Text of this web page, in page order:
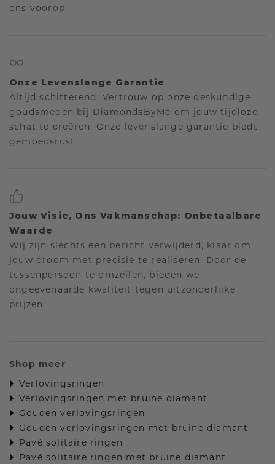
ons voorop.
Onze Levenslange Garantie
Altijd schitterend: Vertrouw op onze deskundige
goudsmeden bij DiamondsByMe om jouw tijdloze
schat te creëren. Onze levenslange garantie biedt
gemoedsrust.
Jouw Visie, Ons Vakmanschap: Onbetaalbare
Waarde
Wij zijn slechts een bericht verwijderd, klaar om
jouw droom met precisie te realiseren. Door de
tussenpersoon te omzeilen, bieden we
ongeëvenaarde kwaliteit tegen uitzonderlijke
prijzen.
Shop meer
Verlovingsringen
Verlovingsringen met bruine diamant
Gouden verlovingsringen
Gouden verlovingsringen met bruine diamant
Pavé solitaire ringen
Pavé solitaire ringen met bruine diamant